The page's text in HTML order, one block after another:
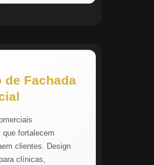
de Fachada
fortalecem
clientes. Design
clínicas,